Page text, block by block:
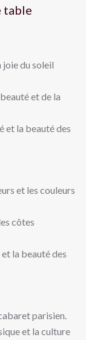
table
joie du soleil
et de la
et la beauté des
et les couleurs
côtes
la beauté des
parisien.
et la culture